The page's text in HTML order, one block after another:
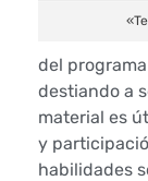
l
‘
E
del
destiando a
material es
y
habilidades